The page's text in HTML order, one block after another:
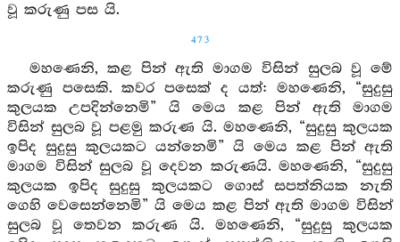
වූ කරුණු පස යි.
473
මහණෙනි, කළ පින් ඇති මාගම විසින් සුලබ වූ මේ
කරුණු පසෙකි. කවර පසෙක් ද යත්: මහණෙනි, “සුදුසු
කුලයක උපදින්නෙමි” යි මෙය කළ පින් ඇති මාගම
විසින් සුලබ වූ පළමු කරුණ යි. මහණෙනි, “සුදුසු කුලයක
ඉපිද සුදුසු කුලයකට යන්නෙමි” යි මෙය කළ පින් ඇති
මාගම විසින් සුලබ වූ දෙවන කරුණයි. මහණෙනි, “සුදුසු
කුලයක ඉපිද සුදුසු කුලයකට ගොස් සපත්නියක නැති
ගෙහි වෙසෙන්නෙමි” යි මෙය කළ පින් ඇති මාගම විසින්
සුලබ වූ තෙවන කරුණ යි. මහණෙනි, “සුදුසු කුලයක